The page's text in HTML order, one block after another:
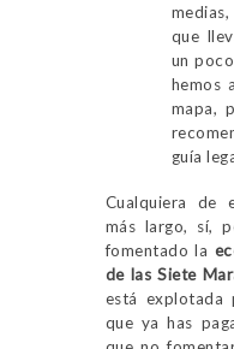
que
un
hemos
mapa,
guía
Cualquiera de
más largo, sí,
fomentado la
de las Siete
está explotada
que ya has